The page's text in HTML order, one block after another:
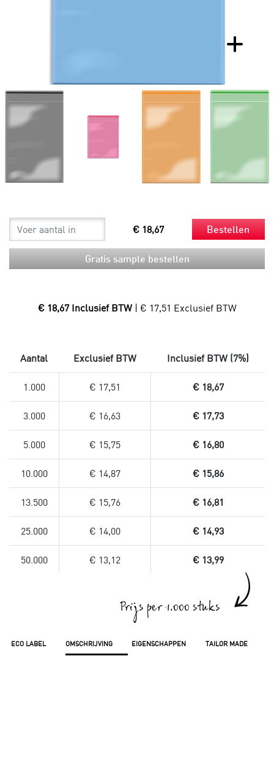
€ 18,67 Bestellen
Gratis sample bestellen
€ 18,67 Inclusief BTW | € 17,51 Exclusief BTW
ECO LABEL OMSCHRIJVING EIGENSCHAPPEN TAILOR MADE
Aantal Exclusief BTW Inclusief BTW (7%)
1.000 € 17,51 € 18,67
3.000 € 16,63 € 17,73
5.000 € 15,75 € 16,80
10.000 € 14,87 € 15,86
13.500 € 15,76 € 16,81
25.000 € 14,00 € 14,93
50.000 € 13,12 € 13,99
Prijs per 1.000 stuks